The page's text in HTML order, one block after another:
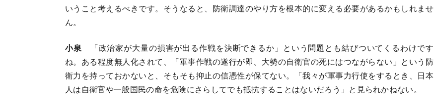
いうこと考えるべきです。そうなると、防衛調達のやり方を根本的に変える必要があるかもしれませ
ん。
小泉 「政治家が大量の損害が出る作戦を決断できるか」という問題とも結びついてくるわけです
ね。ある程度無人化されて、「軍事作戦の遂行が即、大勢の自衛官の死にはつながらない」という防
衛力を持っておかないと、そもそも抑止の信憑性が保てない。「我々が軍事力行使をするとき、日本
人は自衛官や一般国民の命を危険にさらしてでも抵抗することはないだろう」と見られかねない。